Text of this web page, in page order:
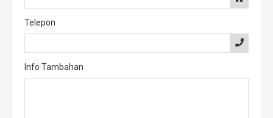
Telepon
Info Tambahan